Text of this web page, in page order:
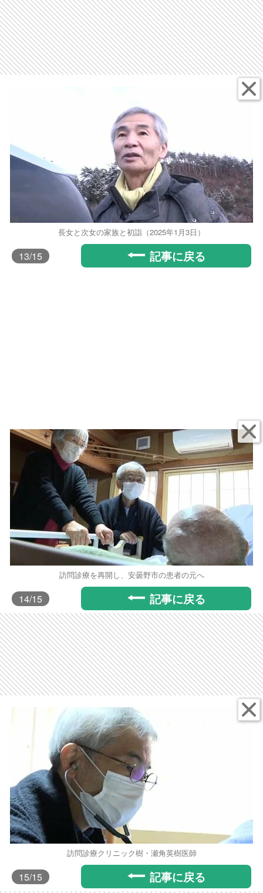
長女と次女の家族と初詣（2025年1月3日）
13/15 記事に戻る
訪問診療を再開し、安曇野市の患者の元へ
14/15 記事に戻る
訪問診療クリニック樹・瀬角英樹医師
15/15 記事に戻る